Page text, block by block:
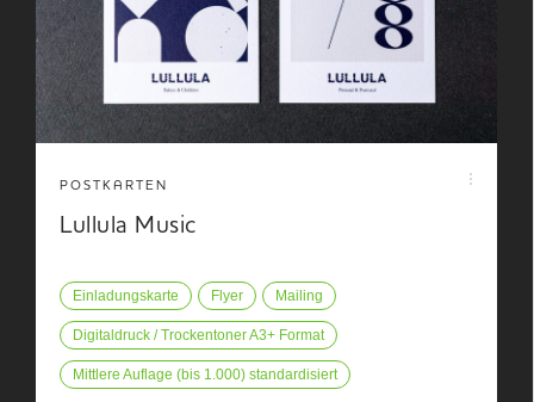
POSTKARTEN
Lullula Music
Einladungskarte Flyer Mailing
Digitaldruck / Trockentoner A3+ Format
Mittlere Auflage (bis 1.000) standardisiert